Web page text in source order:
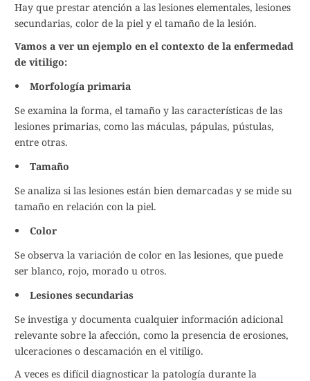
Hay que prestar atención a las lesiones elementales, lesiones
secundarias, color de la piel y el tamaño de la lesión.
Vamos a ver un ejemplo en el contexto de la enfermedad
de vitiligo:
Morfología primaria
Se examina la forma, el tamaño y las características de las
lesiones primarias, como las máculas, pápulas, pústulas,
entre otras.
Tamaño
Se analiza si las lesiones están bien demarcadas y se mide su
tamaño en relación con la piel.
Color
Se observa la variación de color en las lesiones, que puede
ser blanco, rojo, morado u otros.
Lesiones secundarias
Se investiga y documenta cualquier información adicional
relevante sobre la afección, como la presencia de erosiones,
ulceraciones o descamación en el vitiligo.
A veces es difícil diagnosticar la patología durante la